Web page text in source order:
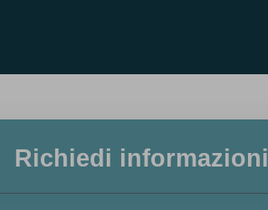
Richiedi informazioni